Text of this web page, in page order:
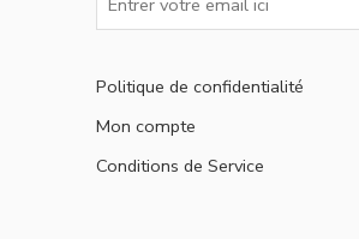
Politique de confidentialité
Mon compte
Conditions de Service